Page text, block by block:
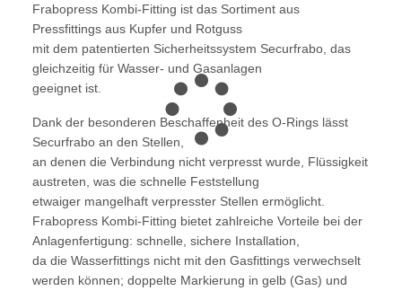
Frabopress Kombi-Fitting ist das Sortiment aus
Pressfittings aus Kupfer und Rotguss
mit dem patentierten Sicherheitssystem Securfrabo, das
gleichzeitig für Wasser- und Gasanlagen
geeignet ist.
Dank der besonderen Beschaffenheit des O-Rings lässt
Securfrabo an den Stellen,
an denen die Verbindung nicht verpresst wurde, Flüssigkeit
austreten, was die schnelle Feststellung
etwaiger mangelhaft verpresster Stellen ermöglicht.
Frabopress Kombi-Fitting bietet zahlreiche Vorteile bei der
Anlagenfertigung: schnelle, sichere Installation,
da die Wasserfittings nicht mit den Gasfittings verwechselt
werden können; doppelte Markierung in gelb (Gas) und